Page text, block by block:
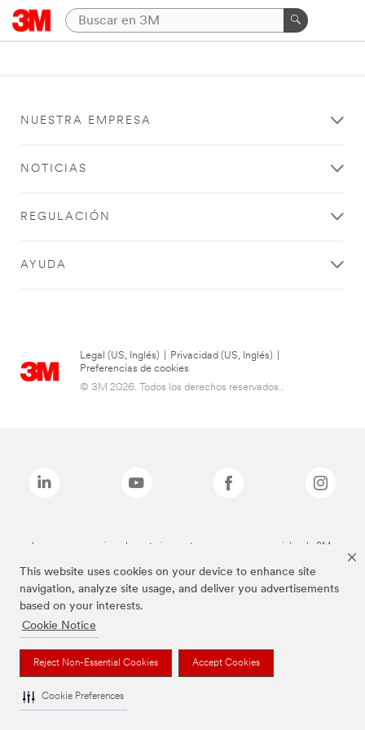
This website uses cookies on your device to enhance site
navigation, analyze site usage, and deliver you advertisements
based on your interests.
Cookie Notice
Reject Non-Essential Cookies Accept Cookies
Cookie Preferences
NUESTRA EMPRESA
NOTICIAS
REGULACIÓN
AYUDA
Legal (US, Inglés) Privacidad (US, Inglés)
Preferencias de cookies
© 3M 2026. Todos los derechos reservados..
Las marcas mencionadas anteriormente son marcas comerciales de 3M.